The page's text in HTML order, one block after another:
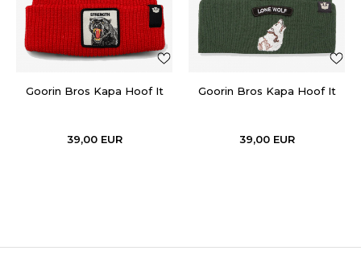
Goorin Bros Kapa Hoof It
39,00 EUR
Goorin Bros Kapa Hoof It
39,00 EUR